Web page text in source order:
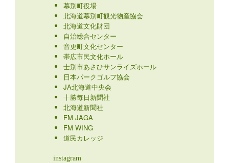
幕別町役場
北海道幕別町観光物産協会
北海道文化財団
自治総合センター
音更町文化センター
帯広市民文化ホール
士別市あさひサンライズホール
日本パークゴルフ協会
JA北海道中央会
十勝毎日新聞社
北海道新聞社
FM JAGA
FM WING
道民カレッジ
instagram